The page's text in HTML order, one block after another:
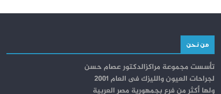
من نحن
تأسست مجموعة مراكزالدكتور عصام حسن
لجراحات العيون والليزك فى العام 2001
ولها أكثر من فرع بجمهورية مصر العربية